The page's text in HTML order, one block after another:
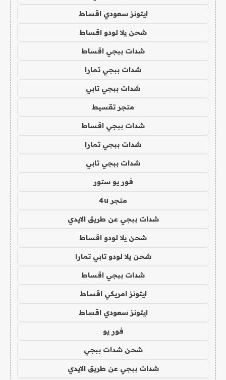
ايتونز سعودي اقساط
شحن يلا لودو اقساط
شدات ببجي اقساط
شدات ببجي تمارا
شدات ببجي تابي
متجر تقسيط
شدات ببجي اقساط
شدات ببجي تمارا
شدات ببجي تابي
فور يو ستور
متجر 4u
شدات ببجي عن طريق الايدي
شحن يلا لودو اقساط
شحن يلا لودو تابي تمارا
شدات ببجي اقساط
ايتونز امريكي اقساط
ايتونز سعودي اقساط
فور يو
شحن شدات ببجي
شدات ببجي عن طريق الايدي